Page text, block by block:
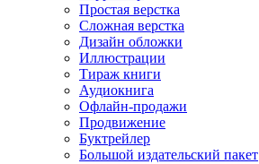
Простая верстка
Сложная верстка
Дизайн обложки
Иллюстрации
Тираж книги
Аудиокнига
Офлайн-продажи
Продвижение
Буктрейлер
Большой издательский пакет